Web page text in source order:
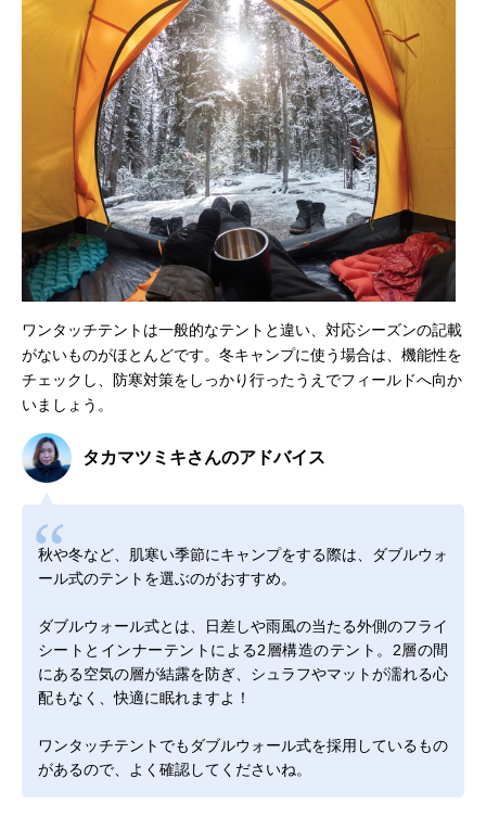
ワンタッチテントは一般的なテントと違い、対応シーズンの記載
がないものがほとんどです。冬キャンプに使う場合は、機能性を
チェックし、防寒対策をしっかり行ったうえでフィールドへ向か
いましょう。
タカマツミキさんのアドバイス
秋や冬など、肌寒い季節にキャンプをする際は、ダブルウォ
ール式のテントを選ぶのがおすすめ。
ダブルウォール式とは、日差しや雨風の当たる外側のフライ
シートとインナーテントによる2層構造のテント。2層の間
にある空気の層が結露を防ぎ、シュラフやマットが濡れる心
配もなく、快適に眠れますよ！
ワンタッチテントでもダブルウォール式を採用しているもの
があるので、よく確認してくださいね。